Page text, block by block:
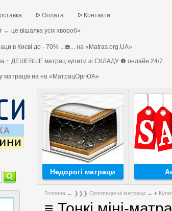
ᐅ Оплата ᐅ Контакти
це вішалка усіх хвороб»
в Києві до - 70% ...☎️... на «Matras.org.UA»
+ ДЕШЕВШЕ матрац купити зі СКЛАДУ ❶ онлайн 24/7
матраців на на «МатрацОргЮА»
Недорогі матраци
Головна → ❱❱❱ Ортопедичні матраци → ♦